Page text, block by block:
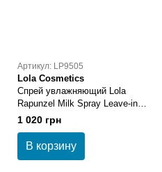
Артикул: LP9505
Lola Cosmetics
Спрей увлажняющий Lola
Rapunzel Milk Spray Leave-in
Conditioner
1 020 грн
В корзину